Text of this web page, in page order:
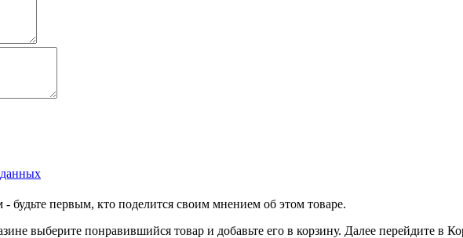
будьте первым, кто поделится своим мнением об этом товаре.
выберите понравившийся товар и добавьте его в корзину. Далее перейдите в